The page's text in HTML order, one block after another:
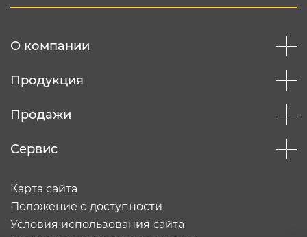
О компании
Продукция
Продажи
Сервис
Карта сайта
Положение о доступности
Условия использования сайта